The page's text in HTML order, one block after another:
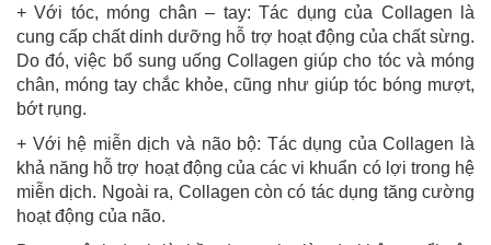
+ Với tóc, móng chân – tay: Tác dụng của Collagen là
cung cấp chất dinh dưỡng hỗ trợ hoạt động của chất sừng.
Do đó, việc bổ sung uống Collagen giúp cho tóc và móng
chân, móng tay chắc khỏe, cũng như giúp tóc bóng mượt,
bớt rụng.
+ Với hệ miễn dịch và não bộ: Tác dụng của Collagen là
khả năng hỗ trợ hoạt động của các vi khuẩn có lợi trong hệ
miễn dịch. Ngoài ra, Collagen còn có tác dụng tăng cường
hoạt động của não.